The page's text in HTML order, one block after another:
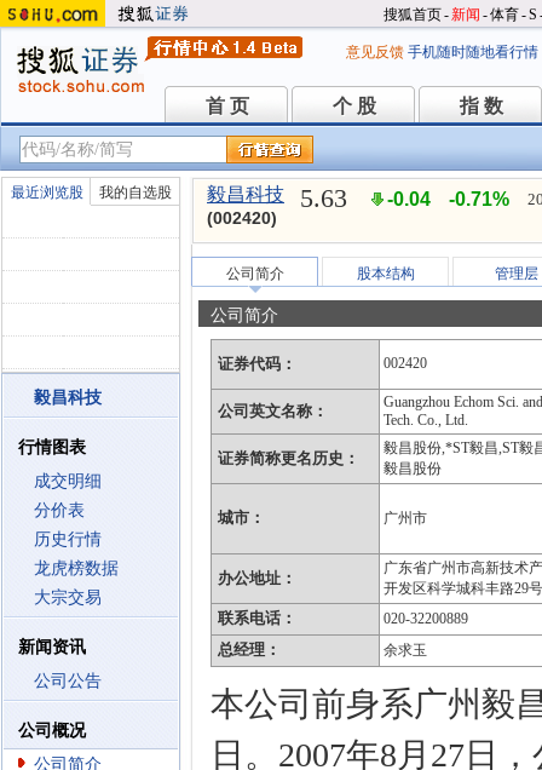
搜狐首页-新闻 -体育-S
意见反馈 手机随时随地看行情
首 页
首 页 个 股
个 股 指 数
指 数
最近浏览股 我的自选股
毅昌科技
行情图表
成交明细
分价表
历史行情
龙虎榜数据
大宗交易
新闻资讯
公司公告
公司概况
公司简介
毅昌科技
(002420)
5.63 -0.04 -0.71%
公司简介 股本结构 管理层
公司简介
证券代码： 002420
公司英文名称：
Guangzhou Echom Sci. and
Tech. Co., Ltd.
证券简称更名历史：
毅昌股份,*ST毅昌,ST毅
毅昌股份
城市： 广州市
办公地址：
广东省广州市高新技术
开发区科学城科丰路29号
联系电话： 020-32200889
总经理： 余求玉
本公司前身系广州毅
日。2007年8月27日